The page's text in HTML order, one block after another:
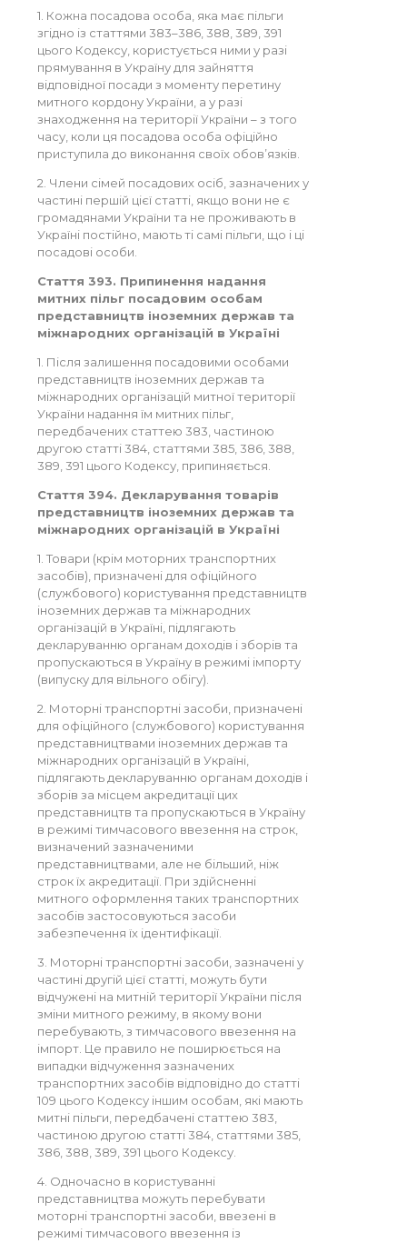
1. Кожна посадова особа, яка має пільги
згідно із статтями 383–386, 388, 389, 391
цього Кодексу, користується ними у разі
прямування в Україну для зайняття
відповідної посади з моменту перетину
митного кордону України, а у разі
знаходження на території України – з того
часу, коли ця посадова особа офіційно
приступила до виконання своїх обов’язків.
2. Члени сімей посадових осіб, зазначених у
частині першій цієї статті, якщо вони не є
громадянами України та не проживають в
Україні постійно, мають ті самі пільги, що і ці
посадові особи.
Стаття 393. Припинення надання
митних пільг посадовим особам
представництв іноземних держав та
міжнародних організацій в Україні
1. Після залишення посадовими особами
представництв іноземних держав та
міжнародних організацій митної території
України надання їм митних пільг,
передбачених статтею 383, частиною
другою статті 384, статтями 385, 386, 388,
389, 391 цього Кодексу, припиняється.
Стаття 394. Декларування товарів
представництв іноземних держав та
міжнародних організацій в Україні
1. Товари (крім моторних транспортних
засобів), призначені для офіційного
(службового) користування представництв
іноземних держав та міжнародних
організацій в Україні, підлягають
декларуванню органам доходів і зборів та
пропускаються в Україну в режимі імпорту
(випуску для вільного обігу).
2. Моторні транспортні засоби, призначені
для офіційного (службового) користування
представництвами іноземних держав та
міжнародних організацій в Україні,
підлягають декларуванню органам доходів і
зборів за місцем акредитації цих
представництв та пропускаються в Україну
в режимі тимчасового ввезення на строк,
визначений зазначеними
представництвами, але не більший, ніж
строк їх акредитації. При здійсненні
митного оформлення таких транспортних
засобів застосовуються засоби
забезпечення їх ідентифікації.
3. Моторні транспортні засоби, зазначені у
частині другій цієї статті, можуть бути
відчужені на митній території України після
зміни митного режиму, в якому вони
перебувають, з тимчасового ввезення на
імпорт. Це правило не поширюється на
випадки відчуження зазначених
транспортних засобів відповідно до статті
109 цього Кодексу іншим особам, які мають
митні пільги, передбачені статтею 383,
частиною другою статті 384, статтями 385,
386, 388, 389, 391 цього Кодексу.
4. Одночасно в користуванні
представництва можуть перебувати
моторні транспортні засоби, ввезені в
режимі тимчасового ввезення із